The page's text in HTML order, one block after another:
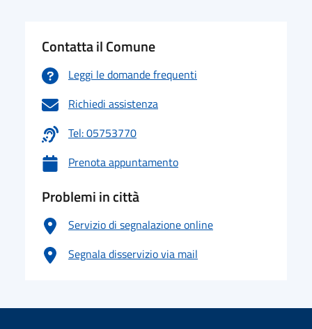
Contatta il Comune
Leggi le domande frequenti
Richiedi assistenza
Tel: 05753770
Prenota appuntamento
Problemi in città
Servizio di segnalazione online
Segnala disservizio via mail